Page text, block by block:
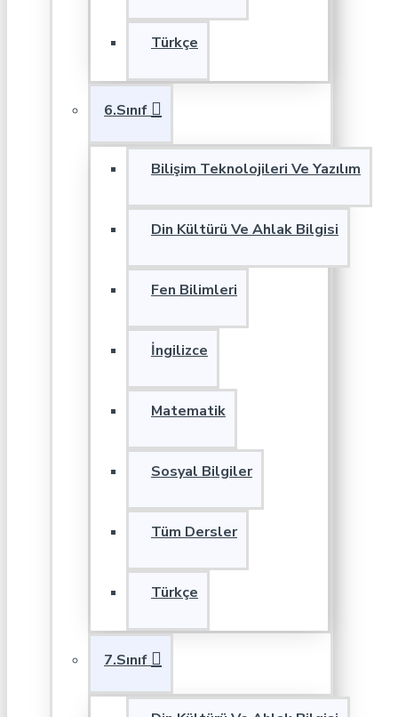
Türkçe
6.Sınıf
Bilişim Teknolojileri Ve Yazılım
Din Kültürü Ve Ahlak Bilgisi
Fen Bilimleri
İngilizce
Matematik
Sosyal Bilgiler
Tüm Dersler
Türkçe
7.Sınıf